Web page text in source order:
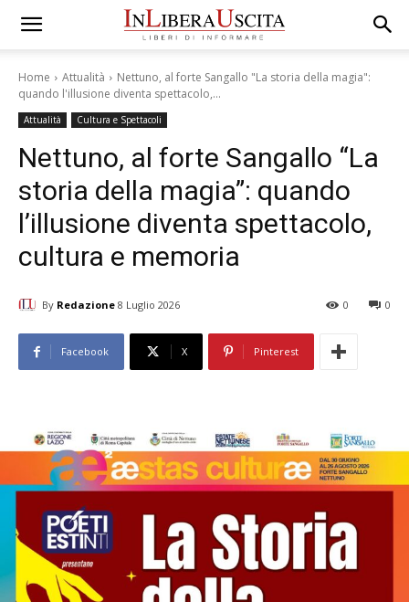
Home Attualità
Nettuno, al forte Sangallo "La storia della magia":
quando l'illusione diventa spettacolo,...
Attualità Cultura e Spettacoli
Nettuno, al forte Sangallo “La
storia della magia”: quando
l’illusione diventa spettacolo,
cultura e memoria
By Redazione 8 Luglio 2026 0
0
Facebook X Pinterest